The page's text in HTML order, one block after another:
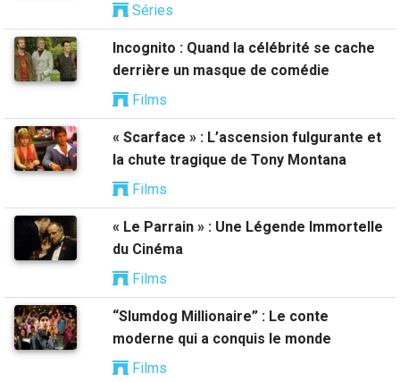
Séries
Incognito : Quand la célébrité se cache
derrière un masque de comédie
Films
« Scarface » : L’ascension fulgurante et
la chute tragique de Tony Montana
Films
« Le Parrain » : Une Légende Immortelle
du Cinéma
Films
“Slumdog Millionaire” : Le conte
moderne qui a conquis le monde
Films